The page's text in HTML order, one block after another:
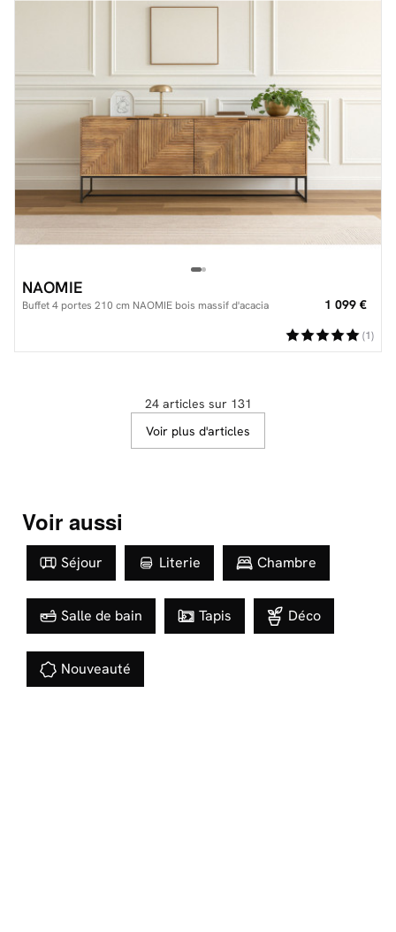
NAOMIE
Buffet 4 portes 210 cm NAOMIE bois massif d'acacia 1 099 €
(1)
24 articles sur 131
Voir plus d'articles
Voir aussi
Séjour Literie Chambre
Salle de bain Tapis Déco
Nouveauté